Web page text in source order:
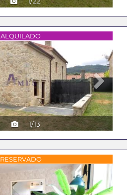
ALQUILADO
1/13
Next
RESERVADO Next